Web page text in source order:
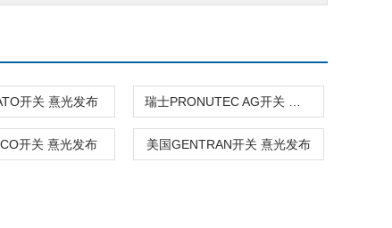
开关 熹光发布
开关 熹光发布 美国GENTRAN开关 熹光发布